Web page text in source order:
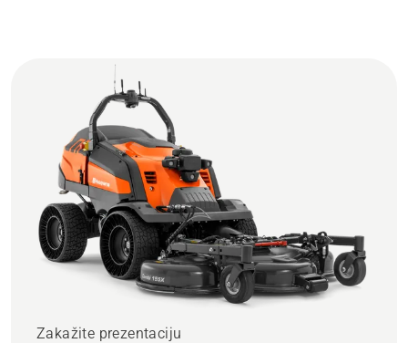
Zakažite prezentaciju